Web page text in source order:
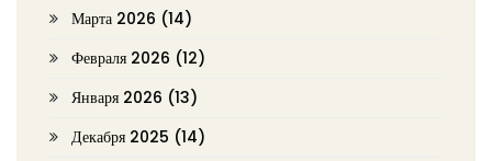
Марта 2026 (14)
Февраля 2026 (12)
Января 2026 (13)
Декабря 2025 (14)